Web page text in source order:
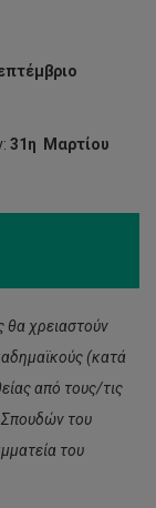
31η Μαρτίου
θα χρειαστούν
(κατά
από τους/τις
του
του